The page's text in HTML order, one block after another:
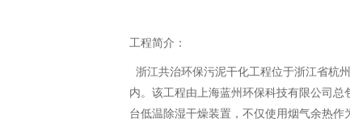
工程简介：
浙江共治环保污泥干化工程位于浙江省杭
内。该工程由上海蓝州环保科技有限公司总
台低温除湿干燥装置，不仅使用烟气余热